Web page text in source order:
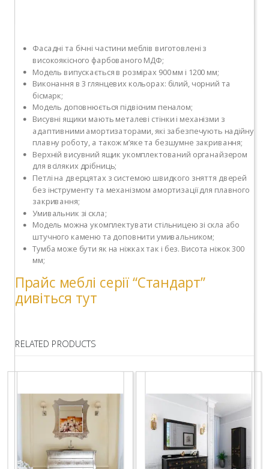
Фасадні та бічні частини меблів виготовлені з
високоякісного фарбованого МДФ;
Модель випускається в розмірах 900 мм і 1200 мм;
Виконання в 3 глянцевих кольорах: білий, чорний та
бісмарк;
Модель доповнюється підвісним пеналом;
Висувні ящики мають металеві стінки і механізми з
адаптивними амортизаторами, які забезпечують надійну
плавну роботу, а також м’яке та безшумне закривання;
Верхній висувний ящик укомплектований органайзером
для всіляких дрібниць;
Петлі на дверцятах з системою швидкого зняття дверей
без інструменту та механізмом амортизації для плавного
закривання;
Умивальник зі скла;
Модель можна укомплектувати стільницею зі скла або
штучного каменю та доповнити умивальником;
Тумба може бути як на ніжках так і без. Висота ніжок 300
мм;
Прайс меблі серії “Стандарт”
дивіться тут
RELATED PRODUCTS